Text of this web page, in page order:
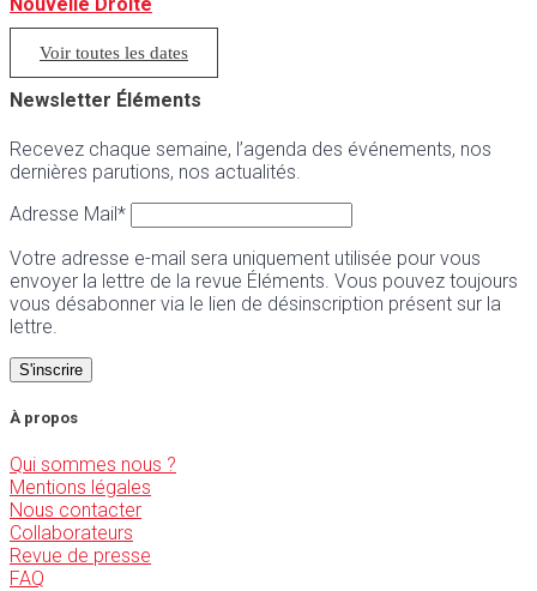
Voir toutes les dates
Newsletter Éléments
Recevez chaque semaine, l’agenda des événements, nos
dernières parutions, nos actualités.
Adresse Mail*
Votre adresse e-mail sera uniquement utilisée pour vous
envoyer la lettre de la revue Éléments. Vous pouvez toujours
vous désabonner via le lien de désinscription présent sur la
lettre.
À propos
Qui sommes nous ?
Mentions légales
Nous contacter
Collaborateurs
Revue de presse
FAQ